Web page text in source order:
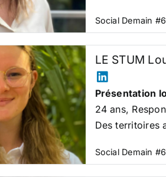
Social Demain
LE STUM
Présentation
24 ans,
Des territoires
Social Demain